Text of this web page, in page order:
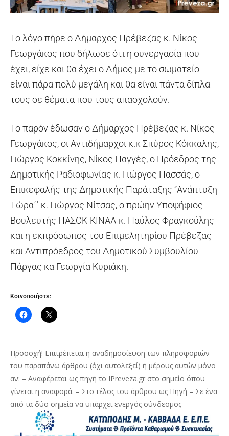
Το λόγο πήρε ο Δήμαρχος Πρέβεζας κ. Νίκος
Γεωργάκος που δήλωσε ότι η συνεργασία που
έχει, είχε και θα έχει ο Δήμος με το σωματείο
είναι πάρα πολύ μεγάλη και θα είναι πάντα δίπλα
τους σε θέματα που τους απασχολούν.
Το παρόν έδωσαν ο Δήμαρχος Πρέβεζας κ. Νίκος
Γεωργάκος, οι Αντιδήμαρχοι κ.κ Σπύρος Κόκκαλης,
Γιώργος Κοκκίνης, Νίκος Παγγές, ο Πρόεδρος της
Δημοτικής Ραδιοφωνίας κ. Γιώργος Πασσάς, ο
Επικεφαλής της Δημοτικής Παράταξης ‘’Ανάπτυξη
Τώρα΄΄ κ. Γιώργος Νίτσας, ο πρώην Υποψήφιος
Βουλευτής ΠΑΣΟΚ-ΚΙΝΑΛ κ. Παύλος Φραγκούλης
και η εκπρόσωπος του Επιμελητηρίου Πρέβεζας
και Αντιπρόεδρος του Δημοτικού Συμβουλίου
Πάργας κα Γεωργία Κυριάκη.
Κοινοποιήστε:
Προσοχή! Επιτρέπεται η αναδημοσίευση των πληροφοριών
του παραπάνω άρθρου (όχι αυτολεξεί) ή μέρους αυτών μόνο
αν: – Αναφέρεται ως πηγή το IPreveza.gr στο σημείο όπου
γίνεται η αναφορά. – Στο τέλος του άρθρου ως Πηγή – Σε ένα
από τα δύο σημεία να υπάρχει ενεργός σύνδεσμος